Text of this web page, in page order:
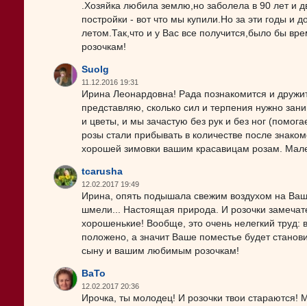
.Хозяйка любила землю,но заболела в 90 лет и
постройки - вот что мы купили.Но за эти годы и
летом.Так,что и у Вас все получится,было бы
розочкам!
Suolg
11.12.2016 19:31
Ирина Леонардовна! Рада познакомится и
представляю, сколько сил и терпения нужно
и цветы, и мы зачастую без рук и без ног
розы стали прибывать в количестве после
хорошей зимовки вашим красавицам розам.
tcarusha
12.02.2017 19:49
Ирина, опять подышала свежим воздухом на
шмели... Настоящая природа. И розочки
хорошенькие! Вообще, это очень нелегкий труд:
положено, а значит Ваше поместье будет
сыну и вашим любимым розочкам!
BaTo
12.02.2017 20:36
Ирочка, ты молодец! И розочки твои